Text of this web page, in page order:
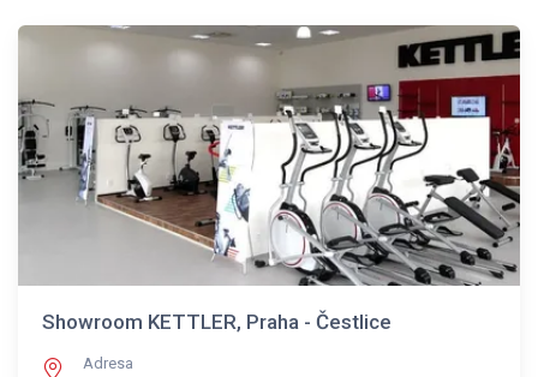
Showroom KETTLER, Praha - Čestlice
Adresa